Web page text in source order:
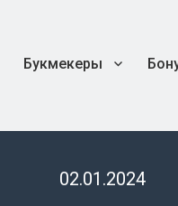
Букмекеры
02.01.2024